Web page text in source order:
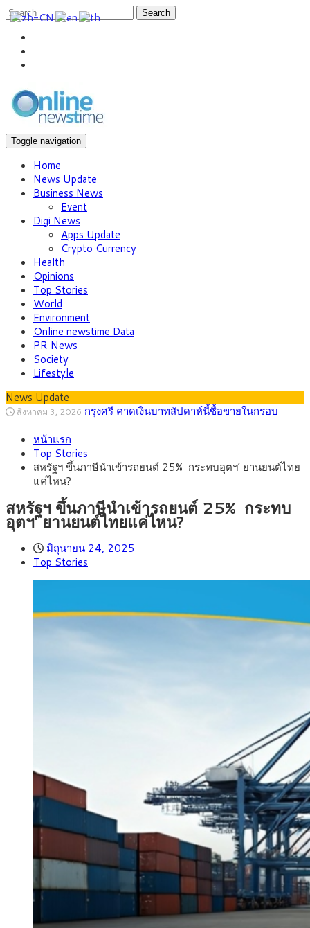
Search
Toggle navigation
Home
News Update
Business News
Event
Digi News
Apps Update
Crypto Currency
Health
Opinions
Top Stories
World
Environment
Online newstime Data
PR News
Society
Lifestyle
News Update
สิงหาคม 3, 2026 กรุงศรี คาดเงินบาทสัปดาห์นี้ซื้อขายในกรอบ
เดินหน้า 5 ยุทธศาสตร์ รื้อโครงสร้างเศรษฐกิจ ดันไทยโตเต็ม
ศักยภาพ
กรกฎาคม 27, 2026
ติดลายการ์ตูน กรมศุลกากร เตือนผู้ปกครองเฝ้าระวัง หลังยึดล็อต
ใหญ่จากเยอรมนี
กรกฎาคม 27, 2026
2569) ซื้อขายในกรอบ 33.40-34.00 มองเฟดคงดอกเบี้ย
สิงหาคม 5, 2026 ครม.ไฟเขียวหลักการ ร่าง พ.ร.ฎ. เปิดทาง รฟม.เดิน
หน้ารถไฟฟ้าสงขลา โมโนเรล 12.54 กม. เชื่อมเมืองหาดใหญ่
สิงหาคม 4, 2026
รายหัวเพียง 2,618 บาท เสนอทบทวนจัดสรรงบให้สอดคล้องภาระ
งานจริง
หน้าแรก
Top Stories
สหรัฐฯ ขึ้นภาษีนำเข้ารถยนต์ 25% กระทบอุตฯ’ ยานยนต์ไทย
แค่ไหน?
สหรัฐฯ ขึ้นภาษีนำเข้ารถยนต์ 25% กระทบ
อุตฯ’ ยานยนต์ไทยแค่ไหน?
มิถุนายน 24, 2025
Top Stories